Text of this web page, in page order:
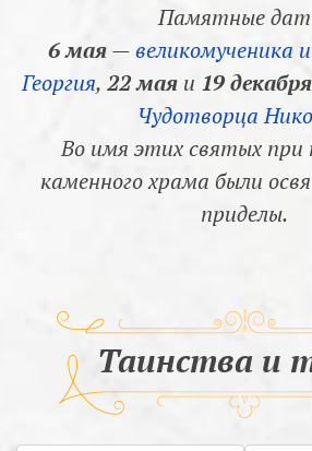
Памятные
6 мая—великомученика
Георгия, 22 маяи 19 декабря
Чудотворца
Во имя этих святых при
каменного храма были
приделы.
Таинства и